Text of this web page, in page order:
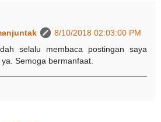
8/10/2018 02:03:00 PM
selalu membaca postingan saya
Semoga bermanfaat.